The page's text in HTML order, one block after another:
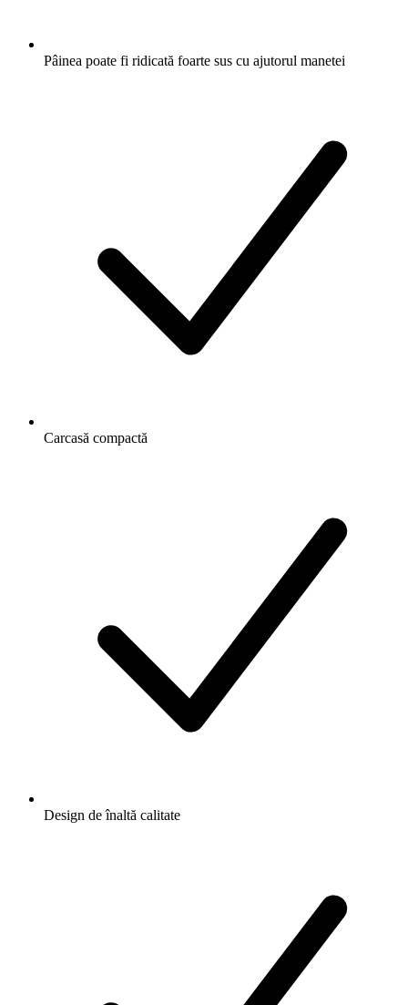
Pâinea poate fi ridicată foarte sus cu ajutorul manetei
Carcasă compactă
Design de înaltă calitate